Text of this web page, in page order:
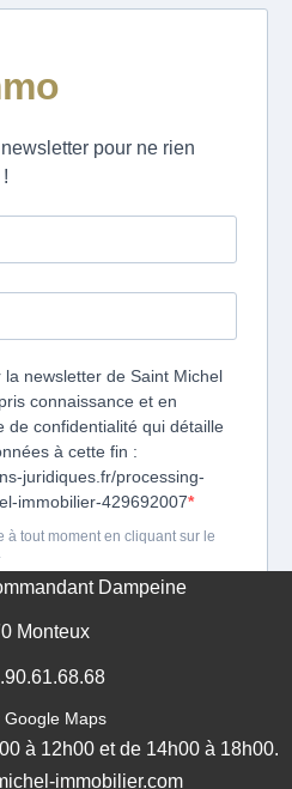
Dampeine
Monteux
Google Maps
à 12h00 et de 14h00 à 18h00.
immobilier.com